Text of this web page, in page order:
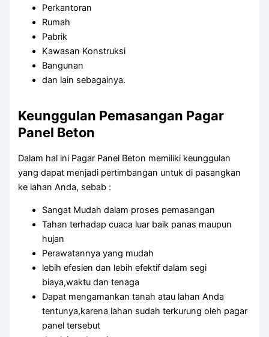
Perkantoran
Rumah
Pabrik
Kawasan Konstruksi
Bangunan
dan lain sebagainya.
Keunggulan Pemasangan Pagar
Panel Beton
Dalam hal ini Pagar Panel Beton memiliki keunggulan
yang dapat menjadi pertimbangan untuk di pasangkan
ke lahan Anda, sebab :
Sangat Mudah dalam proses pemasangan
Tahan terhadap cuaca luar baik panas maupun
hujan
Perawatannya yang mudah
lebih efesien dan lebih efektif dalam segi
biaya,waktu dan tenaga
Dapat mengamankan tanah atau lahan Anda
tentunya,karena lahan sudah terkurung oleh pagar
panel tersebut